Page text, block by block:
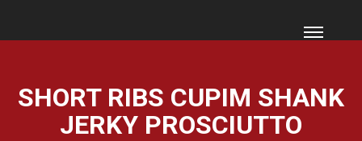
SHORT RIBS CUPIM SHANK
JERKY PROSCIUTTO